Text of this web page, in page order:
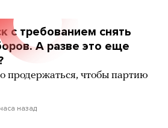
с требованием снять
А разве это еще
продержаться, чтобы партию
назад